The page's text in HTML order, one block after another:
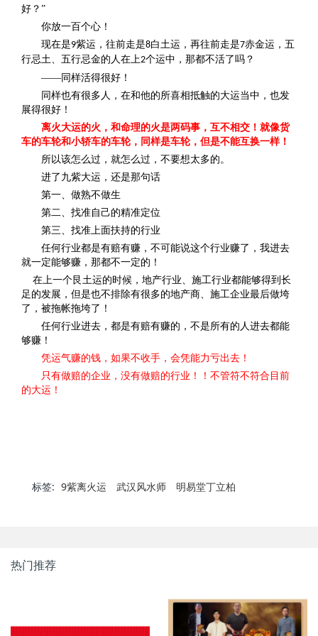
好？”
你放一百个心！
现在是9紫运，往前走是8白土运，再往前走是7赤金运，五
行忌土、五行忌金的人在上2个运中，那都不活了吗？
——同样活得很好！
同样也有很多人，在和他的所喜相抵触的大运当中，也发
展得很好！
离火大运的火，和命理的火是两码事，互不相交！就像货
车的车轮和小轿车的车轮，同样是车轮，但是不能互换一样！
所以该怎么过，就怎么过，不要想太多的。
进了九紫大运，还是那句话
第一、做熟不做生
第二、找准自己的精准定位
第三、找准上面扶持的行业
任何行业都是有赔有赚，不可能说这个行业赚了，我进去
就一定能够赚，那都不一定的！
在上一个艮土运的时候，地产行业、施工行业都能够得到长
足的发展，但是也不排除有很多的地产商、施工企业最后做垮
了，被拖帐拖垮了！
任何行业进去，都是有赔有赚的，不是所有的人进去都能
够赚！
凭运气赚的钱，如果不收手，会凭能力亏出去！
只有做赔的企业，没有做赔的行业！！不管符不符合目前
的大运！
标签: 9紫离火运 武汉风水师 明易堂丁立柏
热门推荐